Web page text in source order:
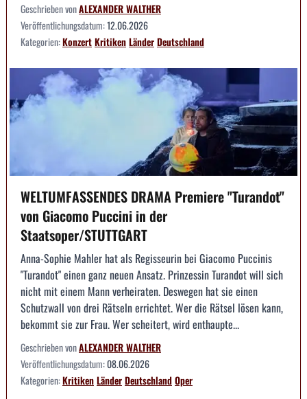
Geschrieben vonALEXANDER WALTHER
Veröffentlichungsdatum:12.06.2026
Kategorien:KonzertKritikenLänderDeutschland
WELTUMFASSENDES DRAMA Premiere "Turandot"
von Giacomo Puccini in der
Staatsoper/STUTTGART
Anna-Sophie Mahler hat als Regisseurin bei Giacomo Puccinis
"Turandot" einen ganz neuen Ansatz. Prinzessin Turandot will sich
nicht mit einem Mann verheiraten. Deswegen hat sie einen
Schutzwall von drei Rätseln errichtet. Wer die Rätsel lösen kann,
bekommt sie zur Frau. Wer scheitert, wird enthaupte...
Geschrieben vonALEXANDER WALTHER
Veröffentlichungsdatum:08.06.2026
Kategorien:KritikenLänderDeutschlandOper